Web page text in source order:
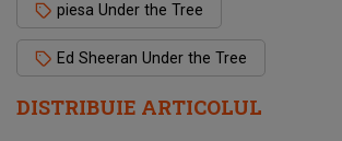
DISTRIBUIE ARTICOLUL
piesa Under the Tree
Ed Sheeran Under the Tree